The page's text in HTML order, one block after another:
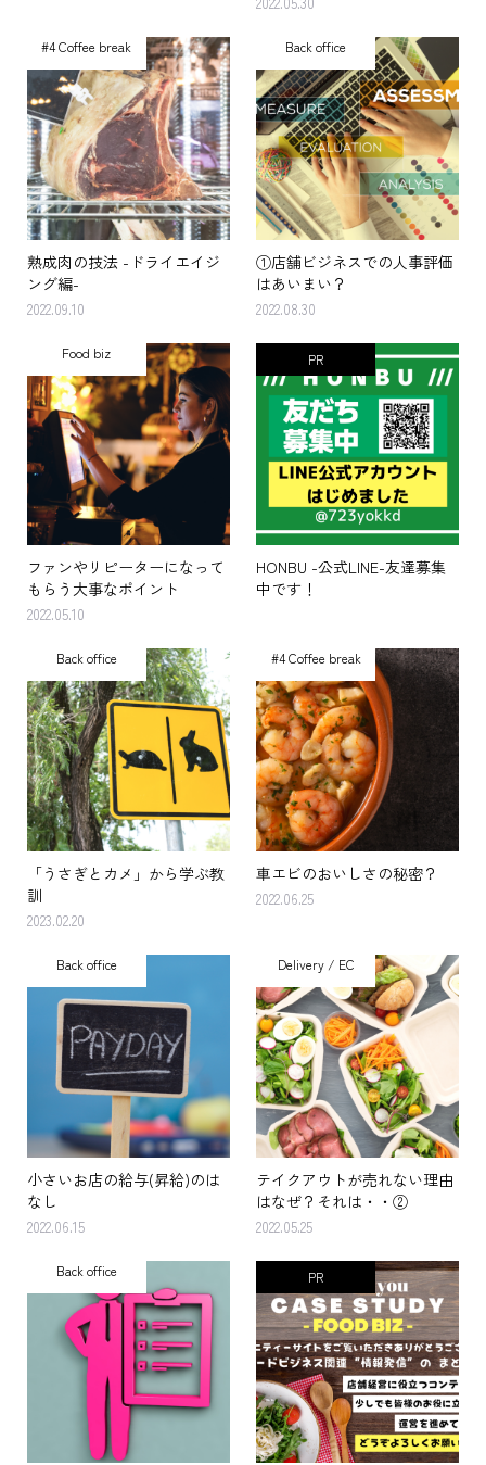
#4 Coffee break
熟成肉の技法 -ドライエイジ
ング編-
2022.09.10
Back office
①店舗ビジネスでの人事評価
はあいまい？
2022.08.30
Food biz
ファンやリピーターになって
もらう大事なポイント
2022.05.10
PR
HONBU -公式LINE-友達募集
中です！
Back office
「うさぎとカメ」から学ぶ教
訓
2023.02.20
#4 Coffee break
車エビのおいしさの秘密？
2022.06.25
Back office
小さいお店の給与(昇給)のは
なし
2022.06.15
Delivery / EC
テイクアウトが売れない理由
はなぜ？それは・・②
2022.05.25
Back office PR